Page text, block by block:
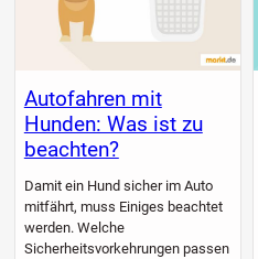
Autofahren mit
Hunden: Was ist zu
beachten?
Damit ein Hund sicher im Auto
mitfährt, muss Einiges beachtet
werden. Welche
Sicherheitsvorkehrungen passen